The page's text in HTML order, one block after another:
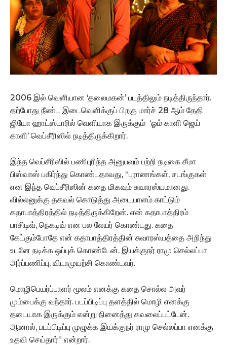
2006 இல் வெளியான ‘தலைமகன்’ படத்திலும் நடித்திருந்தார்.
தற்போது நீண்ட இடைவெளிக்குப் பிறகு மார்ச் 28 ஆம் தேதி
ஜியோ ஹாட்ஸ்டாரில் வெளியாக இருக்கும் ‘ஓம் காளி ஜெய்
காளி’ வெப்சீரிஸில் நடித்திருக்கிறார்.
இந்த வெப்சீரிஸில் பணிபுரிந்த அனுபவம் பற்றி நடிகை சீமா
பிஸ்வாஸ் பகிர்ந்து கொண்டதாவது, “புராணங்கள், சடங்குகள்
என இந்த வெப்சீரிஸின் கதை மிகவும் சுவாரஸ்யமானது.
வில்லனுக்கு தகவல் கொடுத்து அடையாளம் காட்டும்
கதாபாத்திரத்தில் நடித்திருக்கிறேன். என் கதாபாத்திரம்
பாசிடிவ், நெகடிவ் என பல லேயர் கொண்டது. கதை
கேட்கும்போதே என் கதாபாத்திரத்தின் சுவாரஸ்யத்தை அறிந்து
உடனே நடிக்க ஒப்புக் கொண்டேன். இயக்குநர் ராமு செல்லப்பா
அர்ப்பணிப்பு, விடாமுயற்சி கொண்டவர்.
மொழிபெயர்ப்பாளர் மூலம் எனக்கு கதை சொல்ல அவர்
மும்பைக்கு வந்தார். படப்பிடிப்பு தளத்தில் மொழி எனக்கு
தடையாக இருக்கும் என்று நினைத்து கவலைப்பட்டேன்.
ஆனால், படப்பிடிப்பு முழுக்க இயக்குநர் ராமு செல்லப்பா எனக்கு
உதவி செய்தார்” என்றார்.